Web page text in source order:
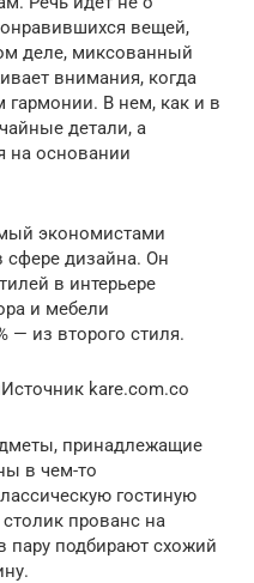
вещей,
деле, миксованный
внимания, когда
гармонии. В нем, как и в
детали, а
на основании
экономистами
сфере дизайна. Он
в интерьере
и мебели
— из второго стиля.
kare.com.co
принадлежащие
в чем-то
гостиную
прованс на
пару подбирают схожий